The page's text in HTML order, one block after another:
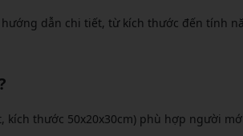
dẫn chi tiết, từ kích thước đến tính
thước 50x20x30cm) phù hợp người